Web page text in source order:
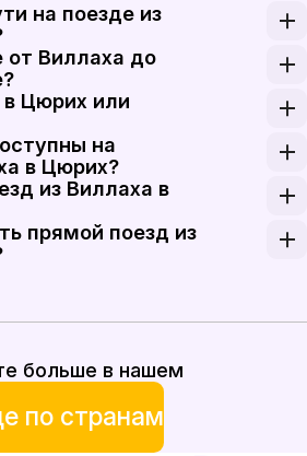
на поезде из
в Цюрих обычно занимает
от Виллаха до
поездом от
в Цюрих или
некоторое время,
на
в Цюрих?
Цюрих обычно предлагают
из Виллаха в
стоит от 45 до 60 евро
прямой поезд из
больше в нашем
по странам